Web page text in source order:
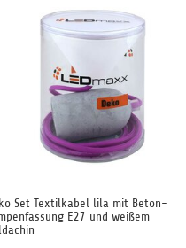
Set Textilkabel lila mit Beton-
E27 und weißem